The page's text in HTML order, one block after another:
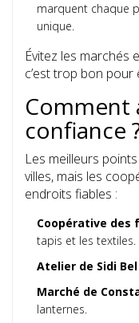
marquent chaque
unique.
Évitez les marchés
c’est trop bon pour
Comment
confiance
Les meilleurs
villes, mais les
endroits fiables :
Coopérative des
tapis et les textiles.
Atelier de Sidi
Marché de
lanternes.